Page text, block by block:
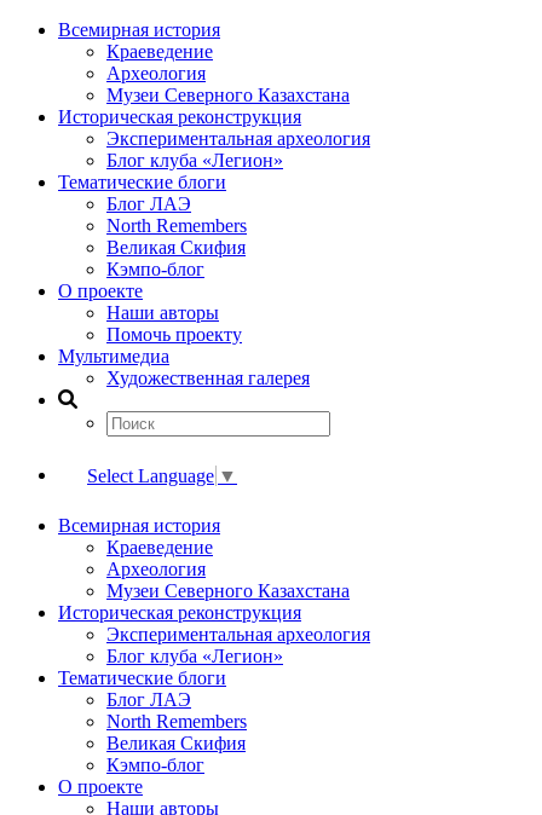
Всемирная история
Краеведение
Археология
Музеи Северного Казахстана
Историческая реконструкция
Экспериментальная археология
Блог клуба «Легион»
Тематические блоги
Блог ЛАЭ
North Remembers
Великая Скифия
Кэмпо-блог
О проекте
Наши авторы
Помочь проекту
Мультимедиа
Художественная галерея
Select Language ▼
Всемирная история
Краеведение
Археология
Музеи Северного Казахстана
Историческая реконструкция
Экспериментальная археология
Блог клуба «Легион»
Тематические блоги
Блог ЛАЭ
North Remembers
Великая Скифия
Кэмпо-блог
О проекте
Наши авторы